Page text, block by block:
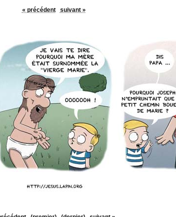
« précédent suivant »